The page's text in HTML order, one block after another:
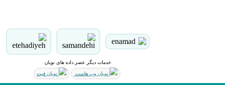
خدمات دیگر عصر داده های نویان
نویان وب هاست نویان فیت